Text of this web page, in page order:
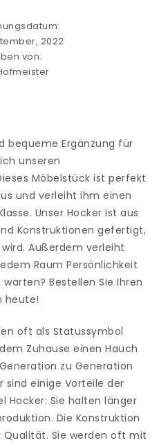
2022
von:
bequeme Ergänzung für
unseren
Möbelstück ist perfekt
und verleiht ihm einen
Unser Hocker ist aus
Konstruktionen gefertigt,
Außerdem verleiht
Raum Persönlichkeit
Bestellen Sie Ihren
heute!
oft als Statussymbol
Zuhause einen Hauch
zu Generation
sind einige Vorteile der
Hocker: Sie halten länger
Die Konstruktion
Qualität. Sie werden oft mit